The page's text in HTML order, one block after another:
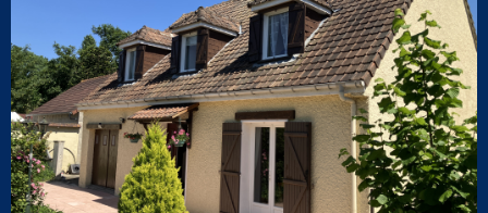
énergies indexés sur les années 2021, 2022 et 2023
(abonnements compris). Terrain : 5.397 m² avec piscine de 11m
x 5.50m chauffée par pompe à chaleur, local pour motorisation
piscine et arrosage, espace barbecue avec cheminée. Tout
confort : chauffage au gaz de ville (chaudière Viessmann),
ballons électriques, toiture récente pour la maison principale,
toiture remaniée pour la dépendance, portail automatique,
arrosage automatique et éclairage sur l’ensemble du parc, tout à
VOIR LE BIEN